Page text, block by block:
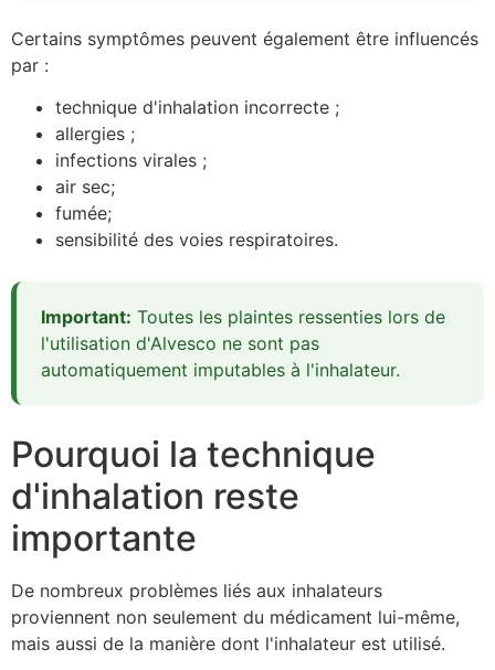
Certains symptômes peuvent également être influencés
par :
technique d'inhalation incorrecte ;
allergies ;
infections virales ;
air sec;
fumée;
sensibilité des voies respiratoires.
Important: Toutes les plaintes ressenties lors de
l'utilisation d'Alvesco ne sont pas
automatiquement imputables à l'inhalateur.
Pourquoi la technique
d'inhalation reste
importante
De nombreux problèmes liés aux inhalateurs
proviennent non seulement du médicament lui-même,
mais aussi de la manière dont l'inhalateur est utilisé.